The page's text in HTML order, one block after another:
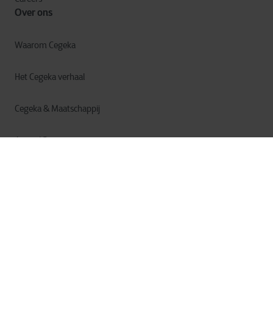
Over ons
Waarom Cegeka
Het Cegeka verhaal
Cegeka & Maatschappij
Annual Report